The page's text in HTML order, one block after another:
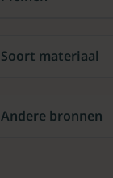
Soort materiaal
Andere bronnen